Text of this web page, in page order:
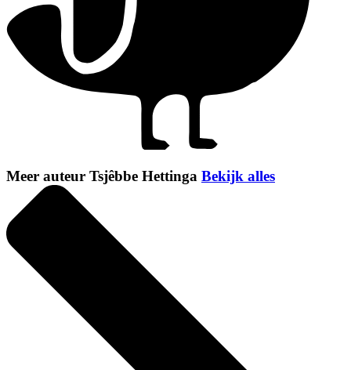
Meer auteur Tsjêbbe Hettinga Bekijk alles